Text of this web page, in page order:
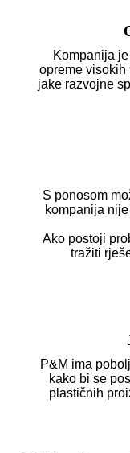
Kompanija
opreme visokih
jake razvojne
S ponosom
kompanija
Ako postoji
tražiti
P&M ima
kako bi se
plastičnih